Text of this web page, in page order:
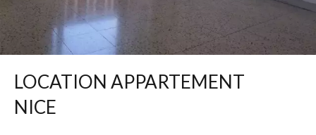
LOCATION APPARTEMENT
NICE